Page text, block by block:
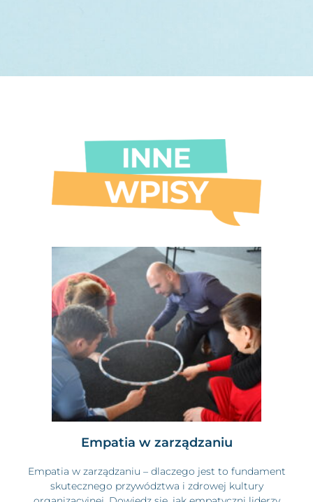
Empatia w zarządzaniu
Empatia w zarządzaniu – dlaczego jest to fundament
skutecznego przywództwa i zdrowej kultury